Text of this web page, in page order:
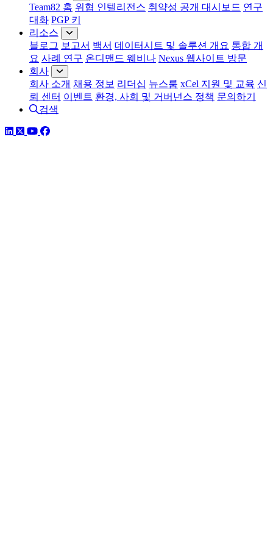
Team82 홈 위협 인텔리전스 취약성 공개 대시보드 연구
대화 PGP 키
리소스
블로그 보고서 백서 데이터시트 및 솔루션 개요 통합 개
요 사례 연구 온디맨드 웨비나 Nexus 웹사이트 방문
회사
회사 소개 채용 정보 리더십 뉴스룸 xCel 지원 및 교육 신
뢰 센터 이벤트 환경, 사회 및 거버넌스 정책 문의하기
검색
링크드인
트위터유튜브
페이스북